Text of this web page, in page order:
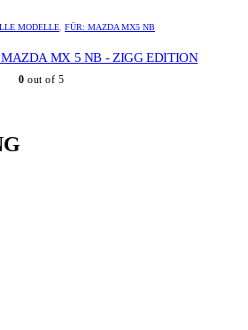
MODELLE, FÜR: MAZDA MX5 NB
MAZDA MX 5 NB - ZIGG EDITION
0 out of 5